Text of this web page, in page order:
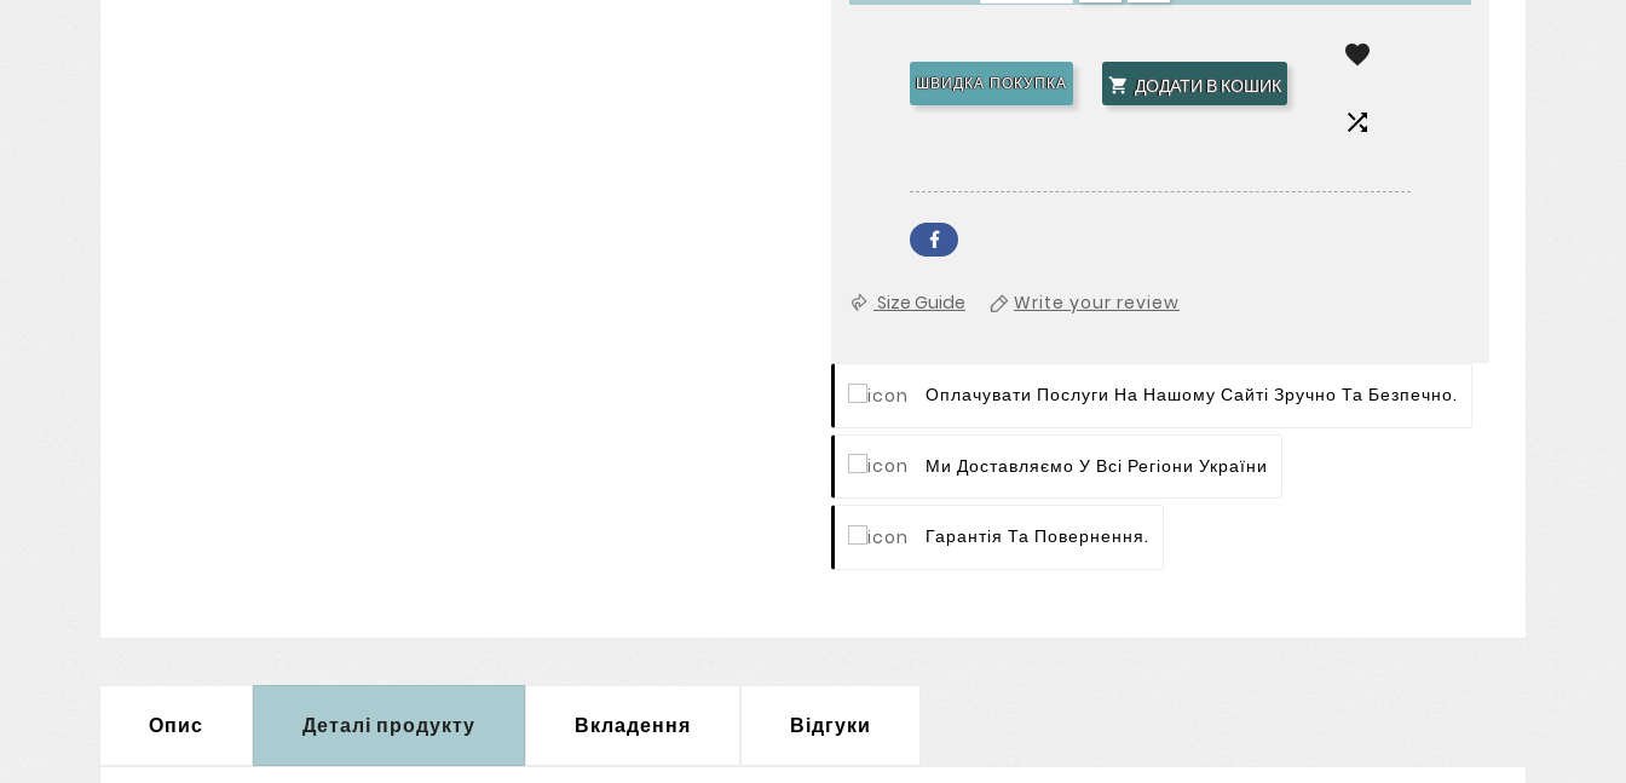
 ДОДАТИ В КОШИК
ШВИДКА ПОКУПКА


Size Guide Write your review
Оплачувати Послуги На Нашому Сайті Зручно Та Безпечно.
Ми Доставляємо У Всі Регіони України
Гарантія Та Повернення.
Опис Деталі продукту Вкладення Відгуки